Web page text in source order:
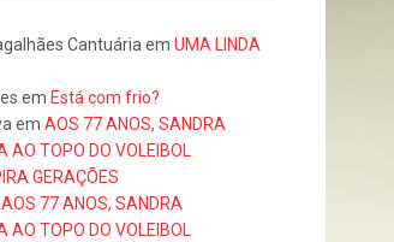
Cantuária em UMA LINDA
em Está com frio?
em AOS 77 ANOS, SANDRA
AO TOPO DO VOLEIBOL
GERAÇÕES
AOS 77 ANOS, SANDRA
AO TOPO DO VOLEIBOL